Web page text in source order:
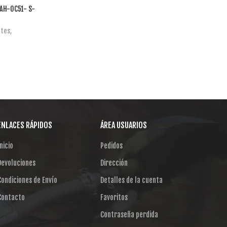
OC51- S-
,
RÁPIDOS
de Envío
ÁREA USUARIOS
Pedidos
Dirección
Detalles de la cuenta
Favoritos
Contraseña perdida